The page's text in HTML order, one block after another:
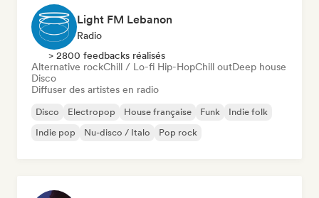
Light FM Lebanon
Radio
> 2800 feedbacks réalisés
Alternative rockChill / Lo-fi Hip-HopChill outDeep house
Disco
Diffuser des artistes en radio
Disco Electropop House française Funk
Indie folk
Indie pop
Nu-disco / Italo Pop rock